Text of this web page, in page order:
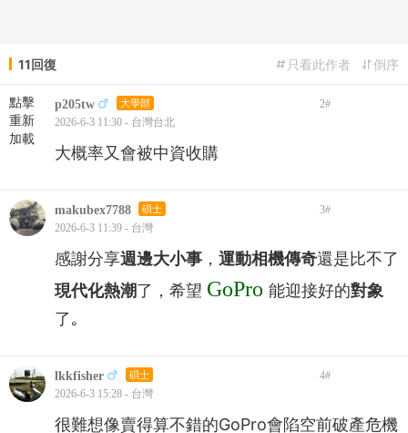
11回復 倒序
只看此作者
點擊
重新
加載
p205tw 大學部 2#
2026-6-3 11:30 - 台灣台北
大概率又會被中資收購
makubex7788 碩士 3#
2026-6-3 11:39 - 台灣
感謝分享週邊大小事 ， 運動相機傳奇還是比不了
現代化熱潮了，希望 GoPro 能迎接好的對象
了｡
lkkfisher 碩士 4#
2026-6-3 15:28 - 台灣
很難想像賣得算不錯的GoPro會陷空前破產危機